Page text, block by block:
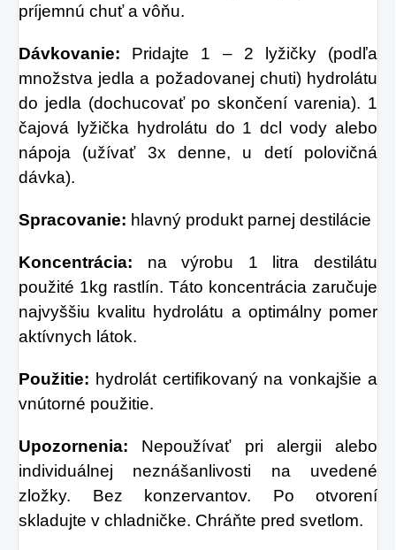
príjemnú chuť a vôňu.
Dávkovanie: Pridajte 1 – 2 lyžičky (podľa
množstva jedla a požadovanej chuti) hydrolátu
do jedla (dochucovať po skončení varenia). 1
čajová lyžička hydrolátu do 1 dcl vody alebo
nápoja (užívať 3x denne, u detí polovičná
dávka).
Spracovanie: hlavný produkt parnej destilácie
Koncentrácia: na výrobu 1 litra destilátu
použité 1kg rastlín. Táto koncentrácia zaručuje
najvyššiu kvalitu hydrolátu a optimálny pomer
aktívnych látok.
Použitie: hydrolát certifikovaný na vonkajšie a
vnútorné použitie.
Upozornenia: Nepoužívať pri alergii alebo
individuálnej neznášanlivosti na uvedené
zložky. Bez konzervantov. Po otvorení
skladujte v chladničke. Chráňte pred svetlom.